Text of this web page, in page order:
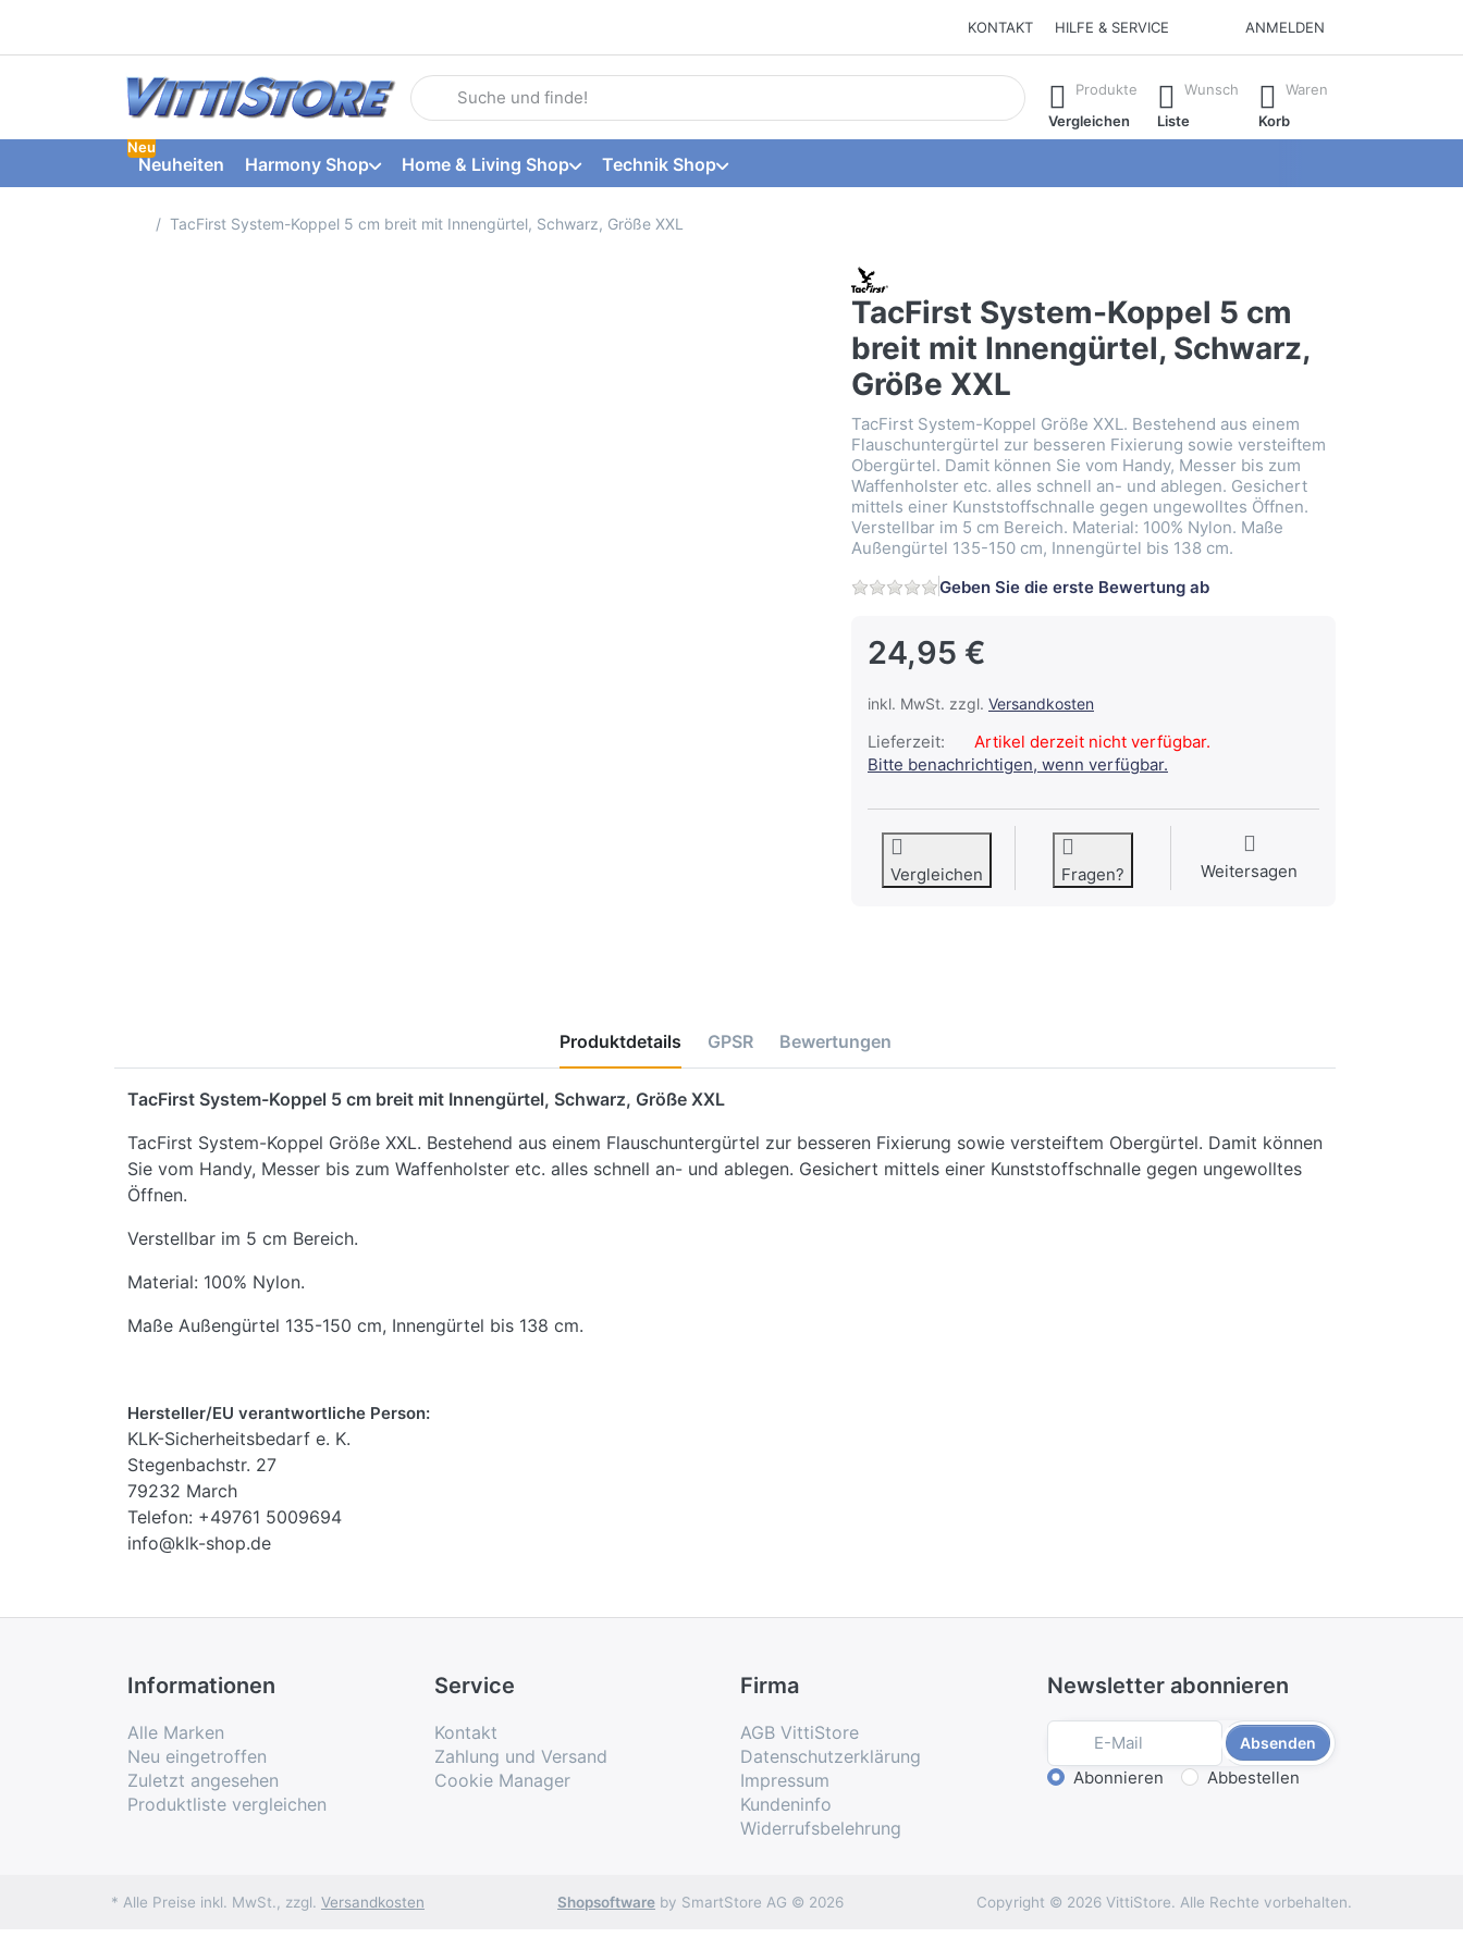
KONTAKT HILFE & SERVICE ANMELDEN
Geben Sie einen Suchbegriff ein. Während Sie tippen, erscheinen automatisch erste Ergebnisse. Drücken Sie die Eingabetaste, um alle
Produkte
Vergleichen
Wunsch
Liste
Waren
Korb
Neuheiten
Neu
Harmony Shop Home & Living Shop Technik Shop
Startseite
TacFirst System-Koppel 5 cm breit mit Innengürtel, Schwarz, Größe XXL
TacFirst System-Koppel 5 cm
breit mit Innengürtel, Schwarz,
Größe XXL
TacFirst System-Koppel Größe XXL. Bestehend aus einem
Flauschuntergürtel zur besseren Fixierung sowie versteiftem
Obergürtel. Damit können Sie vom Handy, Messer bis zum
Waffenholster etc. alles schnell an- und ablegen. Gesichert
mittels einer Kunststoffschnalle gegen ungewolltes Öffnen.
Verstellbar im 5 cm Bereich. Material: 100% Nylon. Maße
Außengürtel 135-150 cm, Innengürtel bis 138 cm.
Geben Sie die erste Bewertung ab
24,95 €
inkl. MwSt. zzgl. Versandkosten
Lieferzeit:
Artikel derzeit nicht verfügbar.
Bitte benachrichtigen, wenn verfügbar.
Vergleichen Fragen? Weitersagen
Produktdetails GPSR Bewertungen
TacFirst System-Koppel 5 cm breit mit Innengürtel, Schwarz, Größe XXL
TacFirst System-Koppel Größe XXL. Bestehend aus einem Flauschuntergürtel zur besseren Fixierung sowie versteiftem Obergürtel. Damit können
Sie vom Handy, Messer bis zum Waffenholster etc. alles schnell an- und ablegen. Gesichert mittels einer Kunststoffschnalle gegen ungewolltes
Öffnen.
Verstellbar im 5 cm Bereich.
Material: 100% Nylon.
Maße Außengürtel 135-150 cm, Innengürtel bis 138 cm.
Hersteller/EU verantwortliche Person:
KLK-Sicherheitsbedarf e. K.
Stegenbachstr. 27
79232 March
Telefon: +49761 5009694
info@klk-shop.de
Informationen
Alle Marken
Neu eingetroffen
Zuletzt angesehen
Produktliste vergleichen
Service
Kontakt
Zahlung und Versand
Cookie Manager
Firma
AGB VittiStore
Datenschutzerklärung
Impressum
Kundeninfo
Widerrufsbelehrung
Newsletter abonnieren
Absenden
Aktion wählen
Abonnieren Abbestellen
* Alle Preise inkl. MwSt., zzgl. Versandkosten Shopsoftware by SmartStore AG © 2026 Copyright © 2026 VittiStore. Alle Rechte vorbehalten.